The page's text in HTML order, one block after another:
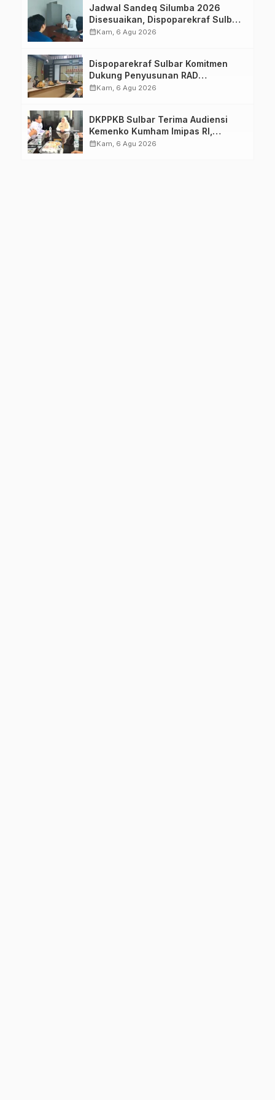
Jadwal Sandeq Silumba 2026
Disesuaikan, Dispoparekraf Sulbar
Pastikan Persiapan Tetap
calendar_monthKam, 6 Agu 2026
Dispoparekraf Sulbar Komitmen
Dukung Penyusunan RAD
TPB/SDGs Sulawesi Barat
calendar_monthKam, 6 Agu 2026
DKPPKB Sulbar Terima Audiensi
Kemenko Kumham Imipas RI,
Perkuat Pelayanan Kesehatan bagi
calendar_monthKam, 6 Agu 2026